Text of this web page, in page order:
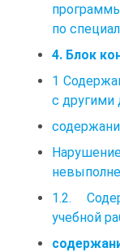
по
4. Блок
1
с другими
1.2.
учебной